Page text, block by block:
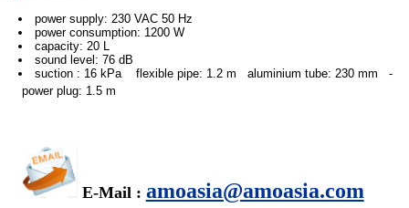
power supply: 230 VAC 50 Hz
power consumption: 1200 W
capacity: 20 L
sound level: 76 dB
suction : 16 kPa flexible pipe: 1.2 m aluminium tube: 230 mm -
power plug: 1.5 m
E-Mail : amoasia@amoasia.com